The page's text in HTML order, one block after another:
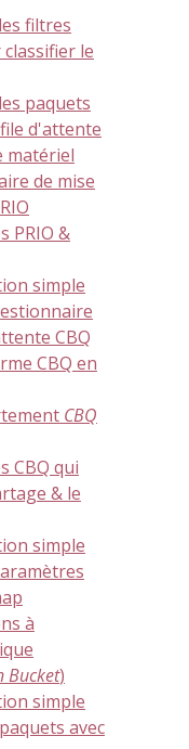
filtres
le
paquets
d'attente
matériel
de mise
PRIO &
simple
CBQ
CBQ en
CBQ
CBQ qui
& le
simple
à
Bucket)
simple
avec